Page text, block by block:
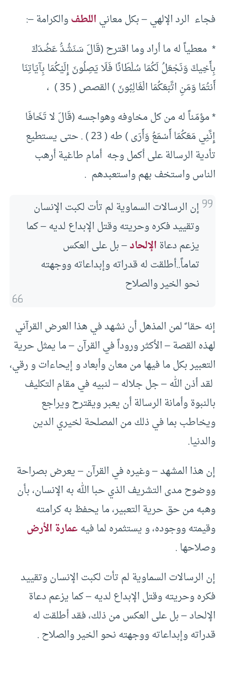
فجاء الرد الإلهي – بكل معانياللطفوالكرامة –:
* معطياً له ما أراد وما اقترح (قَالَ سَنَشُدُّ عَضُدَكَ
بِأَخِيكَ وَنَجْعَلُ لَكُمَا سُلْطَانًا فَلَا يَصِلُونَ إِلَيْكُمَا بِآيَاتِنَا
أَنتُمَا وَمَنِ اتَّبَعَكُمَا الْغَالِبُونَ ) القصص ( 35 ) ،
* مؤمّناً له من كل مخاوفه وهواجسه (قَالَ لا تَخَافَا
إِنَّنِي مَعَكُمَا أَسْمَعُ وَأَرَى ) طه ( 23 ) . حتى يستطيع
تأدية الرسالة على أكمل وجه أمام طاغية أرهب
الناس واستخف بهم واستعبدهم .
إن الرسالات السماوية لم تأت لكبت الإنسان
وتقييد فكره وحريته وقتل الإبداع لديه – كما
يزعم دعاةالإلحاد– بل على العكس
تماماً..أطلقت له قدراته وإبداعاته ووجهته
نحو الخير والصلاح
إنه حقا ً لمن المذهل أن نشهد في هذا العرض القرآني
لهذه القصة – الأكثر وروداً في القرآن – ما يمثل حرية
التعبير بكل ما فيها من معان وأبعاد و إيحاءات و رقي،
لقد أذن الله – جل جلاله – لنبيه في مقام التكليف
بالنبوة وأمانة الرسالة أن يعبر ويقترح ويراجع
ويخاطب بما في ذلك من المصلحة لخيري الدين
والدنيا.
إن هذا المشهد – وغيره في القرآن – يعرض بصراحة
ووضوح مدى التشريف الذي حبا الله به الإنسان، بأن
وهبه من حق حرية التعبير، ما يحفظ به كرامته
وقيمته ووجوده، و يستثمره لما فيهعمارة الأرض
وصلاحها .
إن الرسالات السماوية لم تأت لكبت الإنسان وتقييد
فكره وحريته وقتل الإبداع لديه – كما يزعم دعاة
الإلحاد – بل على العكس من ذلك، فقد أطلقت له
قدراته وإبداعاته ووجهته نحو الخير والصلاح .